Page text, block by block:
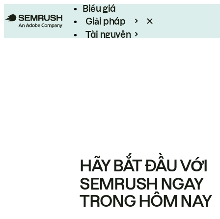
Biểu giá
Giải pháp
Tài nguyên
HÃY BẮT ĐẦU VỚI
SEMRUSH NGAY
TRONG HÔM NAY